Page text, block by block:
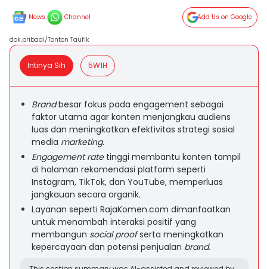
News Channel Add Us on Google
dok.pribadi/Tonton Taufik
Intinya Sih 5W1H
Brandbesar fokus pada engagement sebagai
faktor utama agar konten menjangkau audiens
luas dan meningkatkan efektivitas strategi sosial
media marketing.
Engagement ratetinggi membantu konten tampil
di halaman rekomendasi platform seperti
Instagram, TikTok, dan YouTube, memperluas
jangkauan secara organik.
Layanan seperti RajaKomen.com dimanfaatkan
untuk menambah interaksi positif yang
membangun social proofserta meningkatkan
kepercayaan dan potensi penjualan brand.